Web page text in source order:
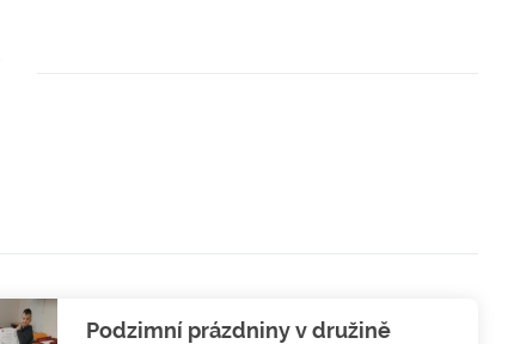
Podzimní prázdniny v družině